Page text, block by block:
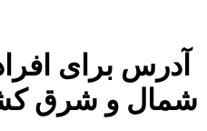
آدرس برای
شمال و شرق